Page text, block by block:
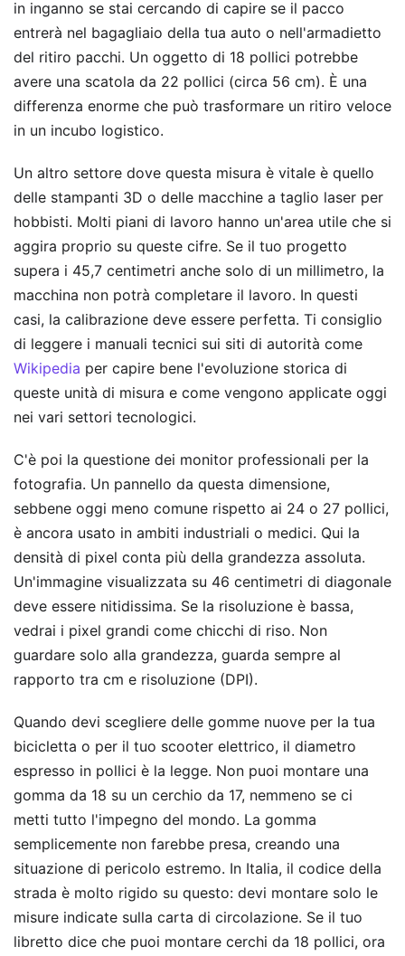
in inganno se stai cercando di capire se il pacco
entrerà nel bagagliaio della tua auto o nell'armadietto
del ritiro pacchi. Un oggetto di 18 pollici potrebbe
avere una scatola da 22 pollici (circa 56 cm). È una
differenza enorme che può trasformare un ritiro veloce
in un incubo logistico.
Un altro settore dove questa misura è vitale è quello
delle stampanti 3D o delle macchine a taglio laser per
hobbisti. Molti piani di lavoro hanno un'area utile che si
aggira proprio su queste cifre. Se il tuo progetto
supera i 45,7 centimetri anche solo di un millimetro, la
macchina non potrà completare il lavoro. In questi
casi, la calibrazione deve essere perfetta. Ti consiglio
di leggere i manuali tecnici sui siti di autorità come
Wikipedia per capire bene l'evoluzione storica di
queste unità di misura e come vengono applicate oggi
nei vari settori tecnologici.
C'è poi la questione dei monitor professionali per la
fotografia. Un pannello da questa dimensione,
sebbene oggi meno comune rispetto ai 24 o 27 pollici,
è ancora usato in ambiti industriali o medici. Qui la
densità di pixel conta più della grandezza assoluta.
Un'immagine visualizzata su 46 centimetri di diagonale
deve essere nitidissima. Se la risoluzione è bassa,
vedrai i pixel grandi come chicchi di riso. Non
guardare solo alla grandezza, guarda sempre al
rapporto tra cm e risoluzione (DPI).
Quando devi scegliere delle gomme nuove per la tua
bicicletta o per il tuo scooter elettrico, il diametro
espresso in pollici è la legge. Non puoi montare una
gomma da 18 su un cerchio da 17, nemmeno se ci
metti tutto l'impegno del mondo. La gomma
semplicemente non farebbe presa, creando una
situazione di pericolo estremo. In Italia, il codice della
strada è molto rigido su questo: devi montare solo le
misure indicate sulla carta di circolazione. Se il tuo
libretto dice che puoi montare cerchi da 18 pollici, ora